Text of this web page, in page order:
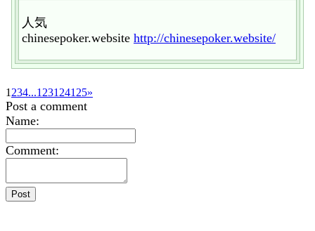
人気
chinesepoker.website http://chinesepoker.website/
1 234...123124125»
Post a comment
Name:
Comment: